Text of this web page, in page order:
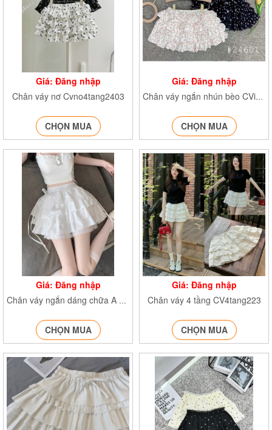
Giá: Đăng nhập
Chân váy nơ Cvno4tang2403
CHỌN MUA
Giá: Đăng nhập
Chân váy ngắn nhún bèo CVinno24601
CHỌN MUA
Giá: Đăng nhập
Chân váy ngắn dáng chữa A CVrentang24525
CHỌN MUA
Giá: Đăng nhập
Chân váy 4 tầng CV4tang223
CHỌN MUA